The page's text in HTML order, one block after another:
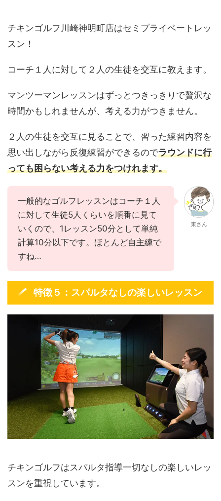
チキンゴルフ川崎神明町店はセミプライベートレッ
スン！
コーチ１人に対して２人の生徒を交互に教えます。
マンツーマンレッスンはずっとつきっきりで贅沢な
時間かもしれませんが、考える力がつきません。
２人の生徒を交互に見ることで、習った練習内容を
思い出しながら反復練習ができるのでラウンドに行
っても困らない考える力をつけれます。
一般的なゴルフレッスンはコーチ１人
に対して生徒5人くらいを順番に見て
いくので、1レッスン50分として単純
計算10分以下です。ほとんど自主練で
すね…
東さん
特徴５：スパルタなしの楽しいレッスン
チキンゴルフはスパルタ指導一切なしの楽しいレッ
スンを重視しています。